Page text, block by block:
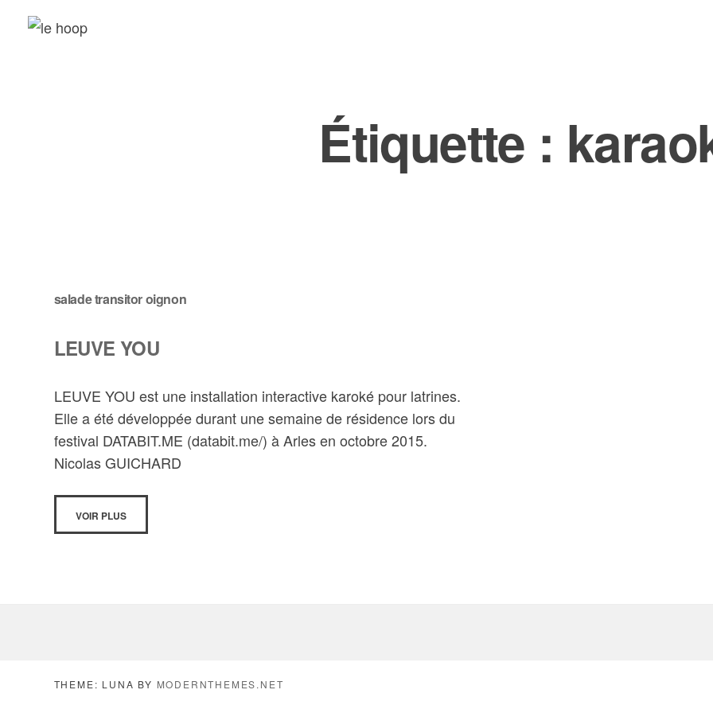
Étiquette :
salade transitor oignon
LEUVE YOU
LEUVE YOU est une installation interactive karoké pour latrines.
Elle a été développée durant une semaine de résidence lors du
festival DATABIT.ME (databit.me/) à Arles en octobre 2015.
Nicolas GUICHARD
VOIR PLUS
THEME: LUNA BY MODERNTHEMES.NET